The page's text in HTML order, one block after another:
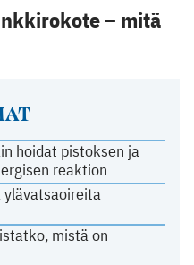
hoidat pistoksen ja
reaktion
mistä on
– mitä